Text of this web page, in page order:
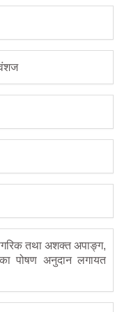
वंशज
तथा अशक्त अपाङ्ग,
पोषण अनुदान लगायत